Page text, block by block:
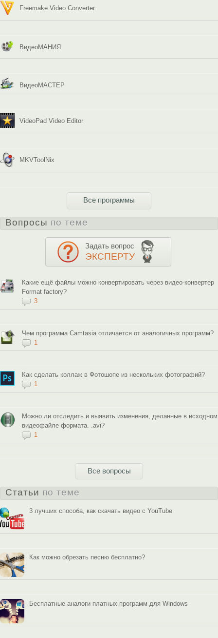
Freemake Video Converter
ВидеоМАНИЯ
ВидеоМАСТЕР
VideoPad Video Editor
MKVToolNix
Все программы
Вопросы по теме
Задать вопрос
ЭКСПЕРТУ
Какие ещё файлы можно конвертировать через видео-конвертер
Format factory?
3
Чем программа Camtasia отличается от аналогичных программ?
1
Как сделать коллаж в Фотошопе из нескольких фотографий?
1
Можно ли отследить и выявить изменения, деланные в исходном
видеофайле формата. .avi?
1
Все вопросы
Статьи по теме
3 лучших способа, как скачать видео с YouTube
Как можно обрезать песню бесплатно?
Бесплатные аналоги платных программ для Windows